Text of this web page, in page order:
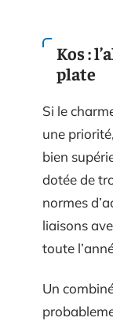
Kos :
plate
Si le
une
bien
dotée de
normes
liaisons
toute
Un